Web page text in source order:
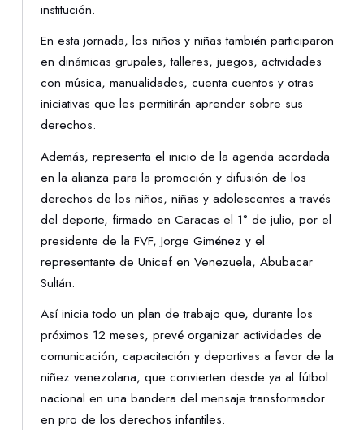
institución.
En esta jornada, los niños y niñas también participaron
en dinámicas grupales, talleres, juegos, actividades
con música, manualidades, cuenta cuentos y otras
iniciativas que les permitirán aprender sobre sus
derechos.
Además, representa el inicio de la agenda acordada
en la alianza para la promoción y difusión de los
derechos de los niños, niñas y adolescentes a través
del deporte, firmado en Caracas el 1° de julio, por el
presidente de la FVF, Jorge Giménez y el
representante de Unicef en Venezuela, Abubacar
Sultán.
Así inicia todo un plan de trabajo que, durante los
próximos 12 meses, prevé organizar actividades de
comunicación, capacitación y deportivas a favor de la
niñez venezolana, que convierten desde ya al fútbol
nacional en una bandera del mensaje transformador
en pro de los derechos infantiles.